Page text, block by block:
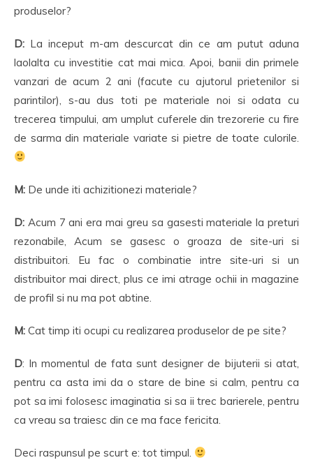
produselor?
D: La inceput m-am descurcat din ce am putut aduna
laolalta cu investitie cat mai mica. Apoi, banii din primele
vanzari de acum 2 ani (facute cu ajutorul prietenilor si
parintilor), s-au dus toti pe materiale noi si odata cu
trecerea timpului, am umplut cuferele din trezorerie cu fire
de sarma din materiale variate si pietre de toate culorile.
M: De unde iti achizitionezi materiale?
D: Acum 7 ani era mai greu sa gasesti materiale la preturi
rezonabile, Acum se gasesc o groaza de site-uri si
distribuitori. Eu fac o combinatie intre site-uri si un
distribuitor mai direct, plus ce imi atrage ochii in magazine
de profil si nu ma pot abtine.
M: Cat timp iti ocupi cu realizarea produselor de pe site?
D: In momentul de fata sunt designer de bijuterii si atat,
pentru ca asta imi da o stare de bine si calm, pentru ca
pot sa imi folosesc imaginatia si sa ii trec barierele, pentru
ca vreau sa traiesc din ce ma face fericita.
Deci raspunsul pe scurt e: tot timpul.